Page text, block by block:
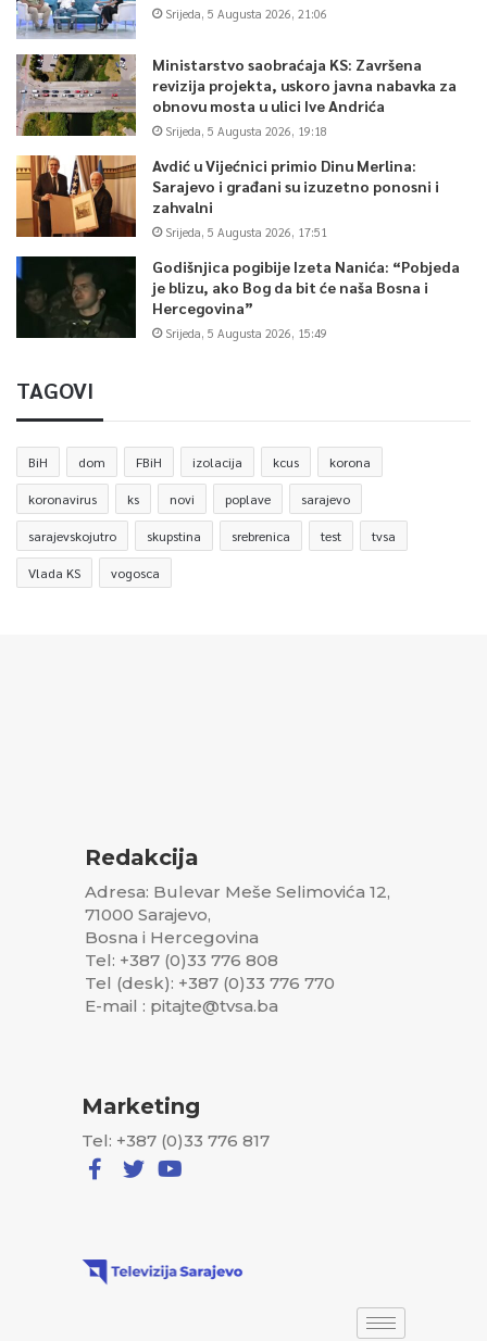
Srijeda, 5 Augusta 2026, 21:06
Ministarstvo saobraćaja KS: Završena
revizija projekta, uskoro javna nabavka za
obnovu mosta u ulici Ive Andrića
Srijeda, 5 Augusta 2026, 19:18
Avdić u Vijećnici primio Dinu Merlina:
Sarajevo i građani su izuzetno ponosni i
zahvalni
Srijeda, 5 Augusta 2026, 17:51
Godišnjica pogibije Izeta Nanića: “Pobjeda
je blizu, ako Bog da bit će naša Bosna i
Hercegovina”
Srijeda, 5 Augusta 2026, 15:49
TAGOVI
BiH dom FBiH izolacija kcus korona
koronavirus ks novi poplave sarajevo
sarajevskojutro skupstina srebrenica test tvsa
Vlada KS vogosca
Redakcija
Adresa: Bulevar Meše Selimovića 12,
71000 Sarajevo,
Bosna i Hercegovina
Tel: +387 (0)33 776 808
Tel (desk): +387 (0)33 776 770
E-mail : pitajte@tvsa.ba
Marketing
Tel: +387 (0)33 776 817